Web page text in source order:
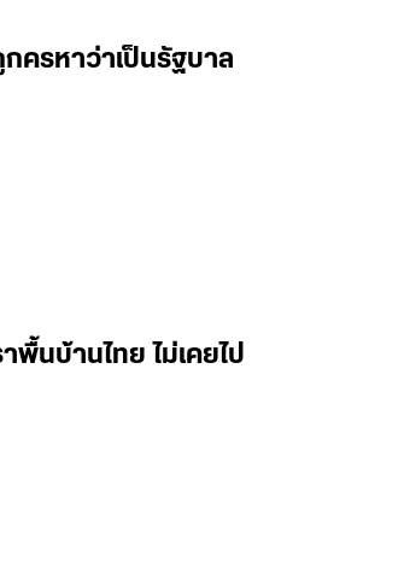
ครหาว่าเป็นรัฐบาล
พื้นบ้านไทย ไม่เคยไป